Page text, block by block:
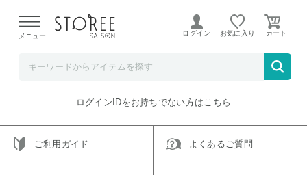
よる配送遅延が発生しております。
メニュー ログイン お気に入り
ご指定のアイテムは取り扱い終了、またはただいま取り扱い
トップへ戻る
ログインIDをお持ちでない方はこちら
ご利用ガイド よくあるご質問